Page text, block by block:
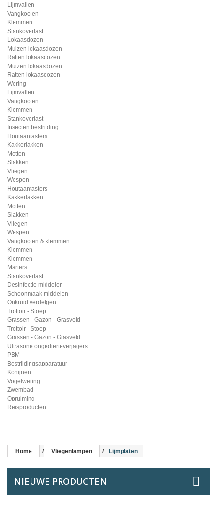
Lijmvallen
Vangkooien
Klemmen
Stankoverlast
Lokaasdozen
Muizen lokaasdozen
Ratten lokaasdozen
Muizen lokaasdozen
Ratten lokaasdozen
Wering
Lijmvallen
Vangkooien
Klemmen
Stankoverlast
Insecten bestrijding
Houtaantasters
Kakkerlakken
Motten
Slakken
Vliegen
Wespen
Houtaantasters
Kakkerlakken
Motten
Slakken
Vliegen
Wespen
Vangkooien & klemmen
Klemmen
Klemmen
Marters
Stankoverlast
Desinfectie middelen
Schoonmaak middelen
Onkruid verdelgen
Trottoir - Stoep
Grassen - Gazon - Grasveld
Trottoir - Stoep
Grassen - Gazon - Grasveld
Ultrasone ongedierteverjagers
PBM
Bestrijdingsapparatuur
Konijnen
Vogelwering
Zwembad
Opruiming
Reisproducten
Home Vliegenlampen Lijmplaten
NIEUWE PRODUCTEN